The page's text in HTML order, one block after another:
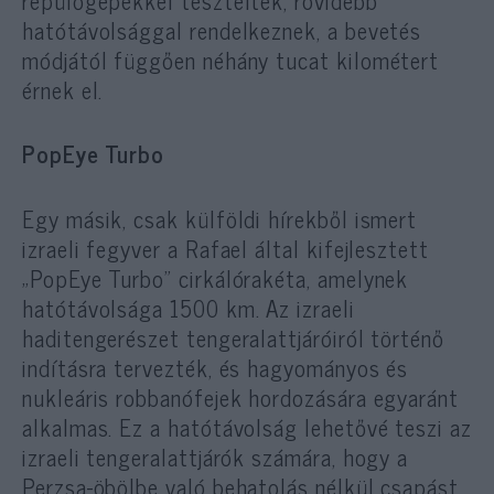
hatótávolsággal rendelkeznek, a bevetés
módjától függően néhány tucat kilométert
érnek el.
PopEye Turbo
Egy másik, csak külföldi hírekből ismert
izraeli fegyver a Rafael által kifejlesztett
„PopEye Turbo” cirkálórakéta, amelynek
hatótávolsága 1500 km. Az izraeli
haditengerészet tengeralattjáróiról történő
indításra tervezték, és hagyományos és
nukleáris robbanófejek hordozására egyaránt
alkalmas. Ez a hatótávolság lehetővé teszi az
izraeli tengeralattjárók számára, hogy a
Perzsa-öbölbe való behatolás nélkül csapást